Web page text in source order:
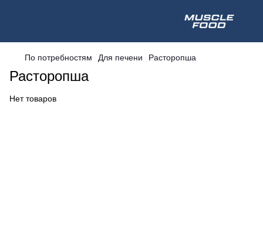
По потребностям Для печени Расторопша
Расторопша
Нет товаров